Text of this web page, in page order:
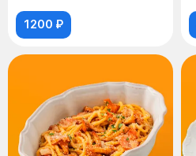
1200 ₽